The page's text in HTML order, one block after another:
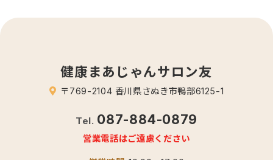
健康まあじゃんサロン友
〒769-2104 香川県さぬき市鴨部6125-1
Tel. 087-884-0879
営業電話はご遠慮ください